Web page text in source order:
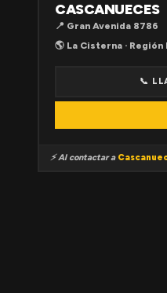
CASCANUECES
📍 Gran Avenida 8786
🌎 La Cisterna ·
📞
⚡ Al contactar a